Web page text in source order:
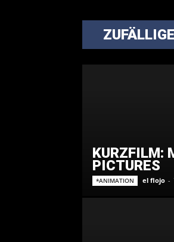
KURZFILM:
PICTURES
*ANIMATION el flojo -